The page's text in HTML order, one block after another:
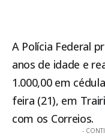
A Polícia Federal
anos de idade e
1.000,00 em
feira (21), em Trairi
com os Correios.
-